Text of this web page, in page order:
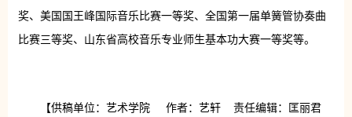
奖、美国国王峰国际音乐比赛一等奖、全国第一届单簧管协奏曲
比赛三等奖、山东省高校音乐专业师生基本功大赛一等奖等。
【供稿单位：艺术学院 作者：艺轩 责任编辑：匡丽君